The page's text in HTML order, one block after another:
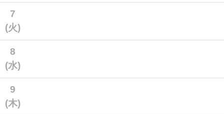
7
(火)
8
(水)
9
(木)